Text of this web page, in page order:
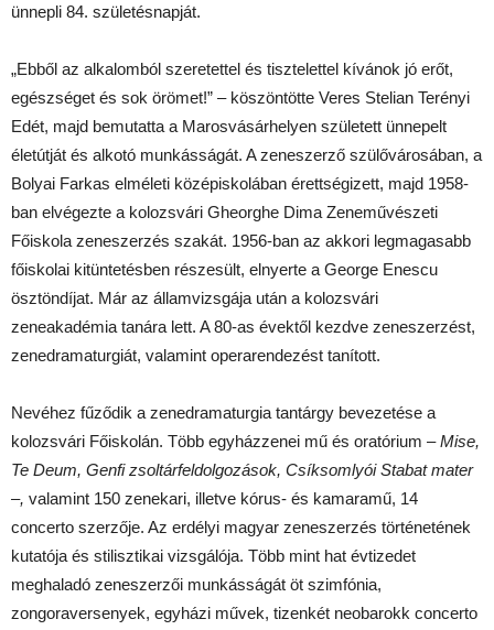
ünnepli 84. születésnapját.
„Ebből az alkalomból szeretettel és tisztelettel kívánok jó erőt,
egészséget és sok örömet!” – köszöntötte Veres Stelian Terényi
Edét, majd bemutatta a Marosvásárhelyen született ünnepelt
életútját és alkotó munkásságát. A zeneszerző szülővárosában, a
Bolyai Farkas elméleti középiskolában érettségizett, majd 1958-
ban elvégezte a kolozsvári Gheorghe Dima Zeneművészeti
Főiskola zeneszerzés szakát. 1956-ban az akkori legmagasabb
főiskolai kitüntetésben részesült, elnyerte a George Enescu
ösztöndíjat. Már az államvizsgája után a kolozsvári
zeneakadémia tanára lett. A 80-as évektől kezdve zeneszerzést,
zenedramaturgiát, valamint operarendezést tanított.
Nevéhez fűződik a zenedramaturgia tantárgy bevezetése a
kolozsvári Főiskolán. Több egyházzenei mű és oratórium –Mise,
Te Deum, Genfi zsoltárfeldolgozások, Csíksomlyói Stabat mater
–, valamint 150 zenekari, illetve kórus- és kamaramű, 14
concerto szerzője. Az erdélyi magyar zeneszerzés történetének
kutatója és stilisztikai vizsgálója. Több mint hat évtizedet
meghaladó zeneszerzői munkásságát öt szimfónia,
zongoraversenyek, egyházi művek, tizenkét neobarokk concerto